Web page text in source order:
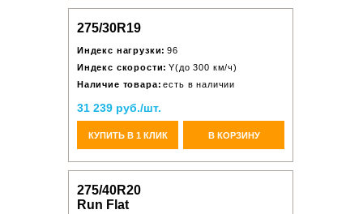
275/30R19
Индекс нагрузки: 96
Индекс скорости: Y(до 300 км/ч)
Наличие товара: есть в наличии
31 239 руб./шт.
КУПИТЬ В 1 КЛИК В КОРЗИНУ
275/40R20
Run Flat